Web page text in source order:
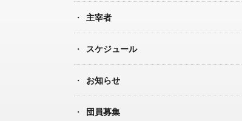
主宰者
スケジュール
お知らせ
団員募集